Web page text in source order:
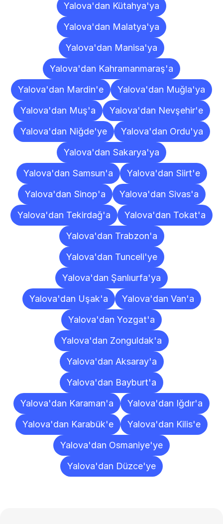
Yalova'dan Kütahya'ya
Yalova'dan Malatya'ya
Yalova'dan Manisa'ya
Yalova'dan Kahramanmaraş'a
Yalova'dan Mardin'e
Yalova'dan Muğla'ya
Yalova'dan Muş'a
Yalova'dan Nevşehir'e
Yalova'dan Niğde'ye
Yalova'dan Ordu'ya
Yalova'dan Sakarya'ya
Yalova'dan Samsun'a
Yalova'dan Siirt'e
Yalova'dan Sinop'a
Yalova'dan Sivas'a
Yalova'dan Tekirdağ'a
Yalova'dan Tokat'a
Yalova'dan Trabzon'a
Yalova'dan Tunceli'ye
Yalova'dan Şanlıurfa'ya
Yalova'dan Uşak'a
Yalova'dan Van'a
Yalova'dan Yozgat'a
Yalova'dan Zonguldak'a
Yalova'dan Aksaray'a
Yalova'dan Bayburt'a
Yalova'dan Karaman'a
Yalova'dan Iğdır'a
Yalova'dan Karabük'e
Yalova'dan Kilis'e
Yalova'dan Osmaniye'ye
Yalova'dan Düzce'ye